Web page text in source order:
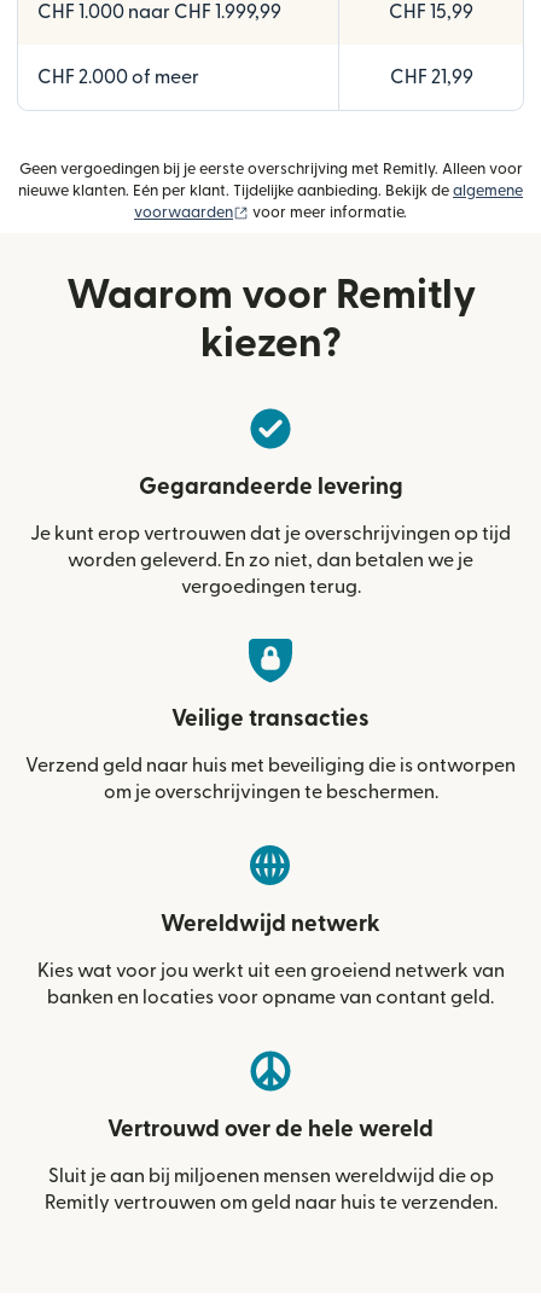
CHF 1.000 naar CHF 1.999,99 CHF 15,99
CHF 2.000 of meer CHF 21,99
Geen vergoedingen bij je eerste overschrijving met Remitly. Alleen voor
nieuwe klanten. Eén per klant. Tijdelijke aanbieding. Bekijk de algemene
voorwaarden
(wordt geopend in een nieuw venster)
voor meer informatie.
Waarom voor Remitly
kiezen?
Gegarandeerde levering
Je kunt erop vertrouwen dat je overschrijvingen op tijd
worden geleverd. En zo niet, dan betalen we je
vergoedingen terug.
Veilige transacties
Verzend geld naar huis met beveiliging die is ontworpen
om je overschrijvingen te beschermen.
Wereldwijd netwerk
Kies wat voor jou werkt uit een groeiend netwerk van
banken en locaties voor opname van contant geld.
Vertrouwd over de hele wereld
Sluit je aan bij miljoenen mensen wereldwijd die op
Remitly vertrouwen om geld naar huis te verzenden.